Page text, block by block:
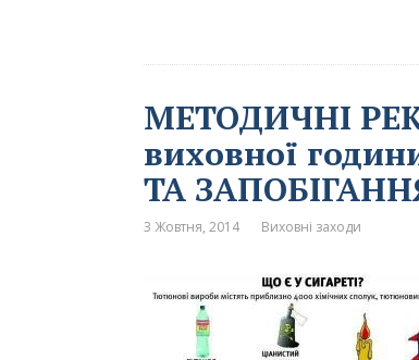
МЕТОДИЧНІ
виховної
ТА
3 Жовтня, 2014 Виховні заходи